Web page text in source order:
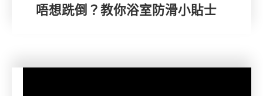
唔想跣倒？教你浴室防滑小貼士